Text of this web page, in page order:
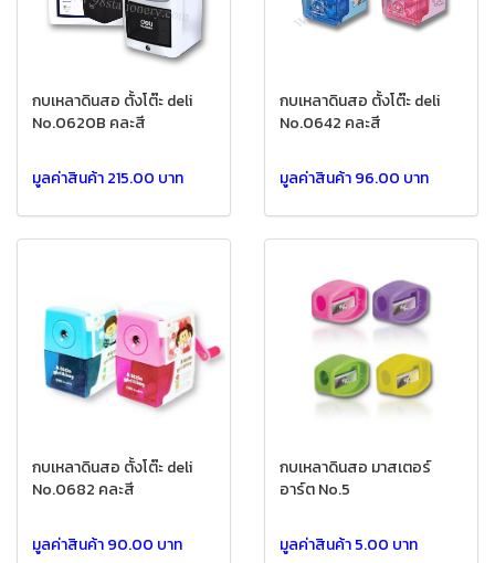
กบเหลาดินสอ ตั้งโต๊ะ deli
No.0620B คละสี
มูลค่าสินค้า 215.00 บาท
กบเหลาดินสอ ตั้งโต๊ะ deli
No.0642 คละสี
มูลค่าสินค้า 96.00 บาท
กบเหลาดินสอ ตั้งโต๊ะ deli
No.0682 คละสี
มูลค่าสินค้า 90.00 บาท
กบเหลาดินสอ มาสเตอร์
อาร์ต No.5
มูลค่าสินค้า 5.00 บาท